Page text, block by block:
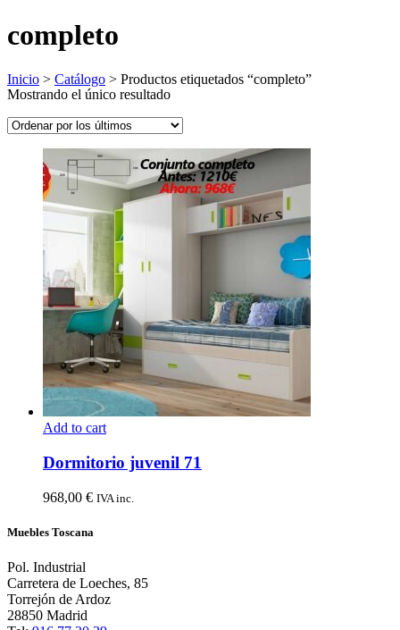
completo
Inicio > Catálogo > Productos etiquetados “completo”
Mostrando el único resultado
Add to cart
Dormitorio juvenil 71
968,00 € IVA inc.
Muebles Toscana
Pol. Industrial
Carretera de Loeches, 85
Torrejón de Ardoz
28850 Madrid